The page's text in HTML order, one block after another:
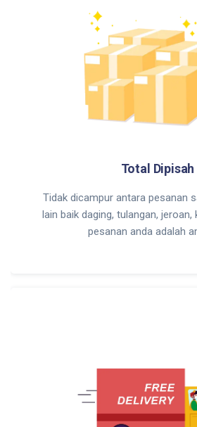
Total Dipisah
Tidak dicampur antara pesanan
lain baik daging, tulangan, jeroan,
pesanan anda adalah